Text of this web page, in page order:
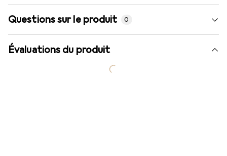
Questions sur le produit 0
Évaluations du produit